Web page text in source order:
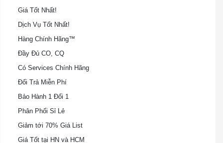
Giá Tốt Nhất!
Dịch Vụ Tốt Nhất!
Hàng Chính Hãng™
Đầy Đủ CO, CQ
Có Services Chính Hãng
Đổi Trả Miễn Phí
Bảo Hành 1 Đổi 1
Phân Phối Sỉ Lẻ
Giảm tới 70% Giá List
Giá Tốt tại HN và HCM